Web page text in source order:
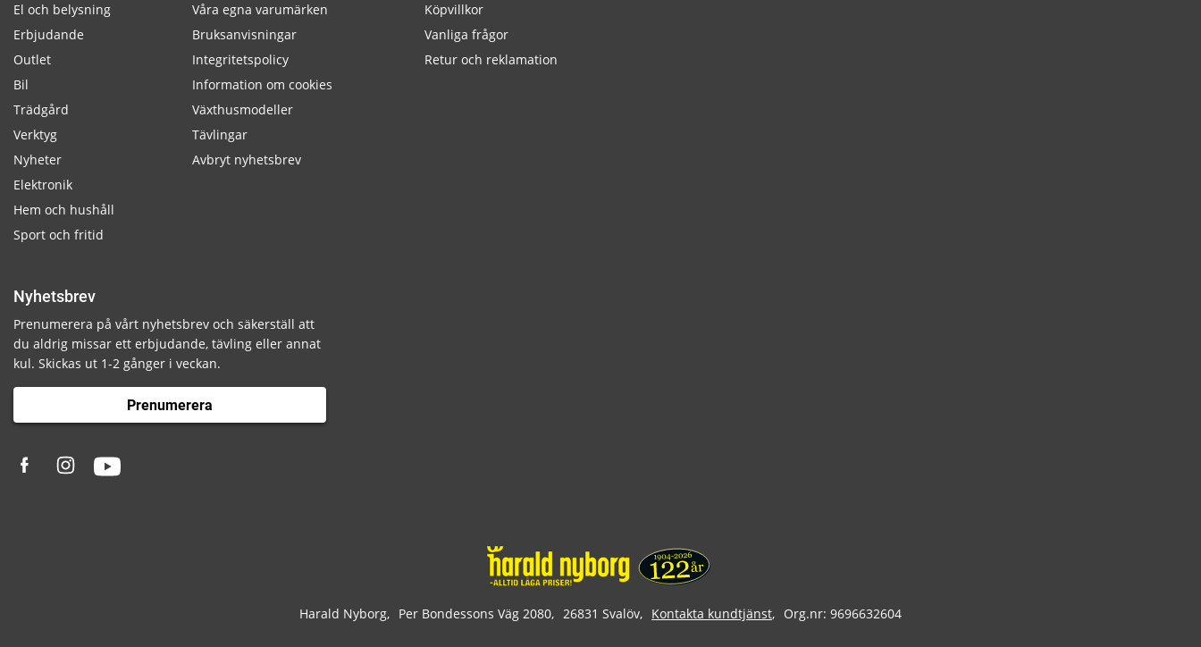
El och belysning
Erbjudande
Outlet
Bil
Trädgård
Verktyg
Nyheter
Elektronik
Hem och hushåll
Sport och fritid
Våra egna varumärken
Bruksanvisningar
Integritetspolicy
Information om cookies
Växthusmodeller
Tävlingar
Avbryt nyhetsbrev
Köpvillkor
Vanliga frågor
Retur och reklamation
Nyhetsbrev
Prenumerera på vårt nyhetsbrev och säkerställ att
du aldrig missar ett erbjudande, tävling eller annat
kul. Skickas ut 1-2 gånger i veckan.
Prenumerera
Harald Nyborg Per Bondessons Väg 2080 26831 Svalöv Kontakta kundtjänst Org.nr: 9696632604